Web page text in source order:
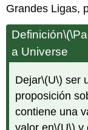
Grandes Ligas,
Definición
a Universe
Dejar\(U\) ser
proposición
contiene una
valor en\(U\) y